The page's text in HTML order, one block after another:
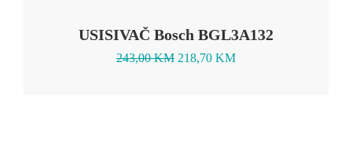
USISIVAČ Bosch BGL3A132
243,00KM 218,70 KM